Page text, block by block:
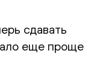
сдавать
еще проще